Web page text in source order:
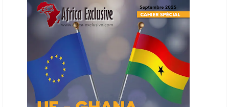
en place une plateforme numérique destinée à donner la priorité aux
entreprises du continent dans les marchés du secteur énergétique.
Cet outil permettra de recenser les entreprises africaines opérant dans
la chaîne de valeur énergétique et de publier des appels d’offres
ouverts en priorité aux sociétés du continent. Le projet est en phase
finale de développement et devrait aboutir, d’ici fin 2026 ou début
2027, à un bulletin africain des appels d’offres dans le secteur de
l’énergie.
06/06/26 AFRICA FINANCE CORPORATION